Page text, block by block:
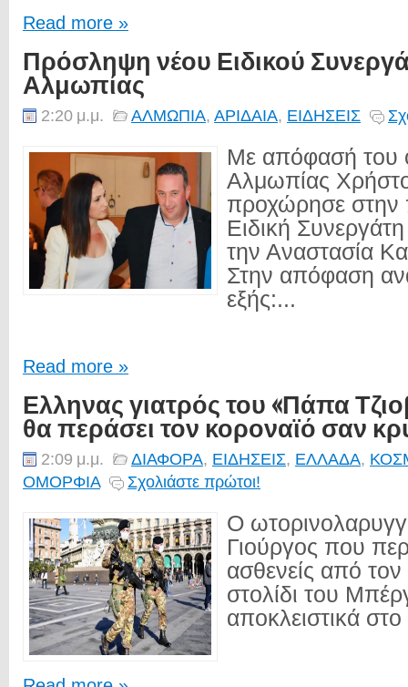
Read more »
Πρόσληψη νέου Ειδικού
Αλμωπίας
2:20 μ.μ. ΑΛΜΩΠΙΑ, ΑΡΙΔΑΙΑ, ΕΙΔΗΣΕΙΣ
Με απόφασή του
Αλμωπίας
προχώρησε
Ειδική
την Αναστασία
Στην απόφαση
εξής:...
Read more »
Ελληνας γιατρός του «Πάπα
θα περάσει τον κοροναϊό σαν
2:09 μ.μ. ΔΙΑΦΟΡΑ, ΕΙΔΗΣΕΙΣ, ΕΛΛΑΔΑ,
ΟΜΟΡΦΙΑ
Σχολιάστε πρώτοι!
Ο
Γιούργος που
ασθενείς από
στολίδι του
αποκλειστικά